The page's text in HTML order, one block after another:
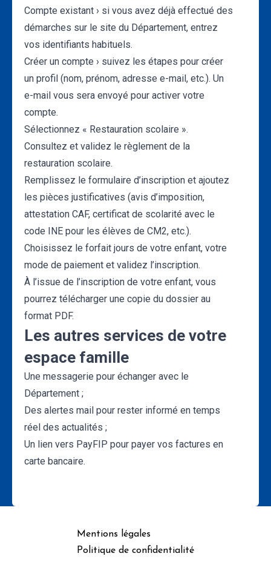
Compte existant › si vous avez déjà effectué des
démarches sur le site du Département, entrez
vos identifiants habituels.
Créer un compte › suivez les étapes pour créer
un profil (nom, prénom, adresse e-mail, etc.). Un
e-mail vous sera envoyé pour activer votre
compte.
Sélectionnez « Restauration scolaire ».
Consultez et validez le règlement de la
restauration scolaire.
Remplissez le formulaire d’inscription et ajoutez
les pièces justificatives (avis d’imposition,
attestation CAF, certificat de scolarité avec le
code INE pour les élèves de CM2, etc.).
Choisissez le forfait jours de votre enfant, votre
mode de paiement et validez l’inscription.
À l’issue de l’inscription de votre enfant, vous
pourrez télécharger une copie du dossier au
format PDF.
Les autres services de votre
espace famille
Une messagerie pour échanger avec le
Département ;
Des alertes mail pour rester informé en temps
réel des actualités ;
Un lien vers PayFIP pour payer vos factures en
carte bancaire.
Mentions légales
Politique de confidentialité